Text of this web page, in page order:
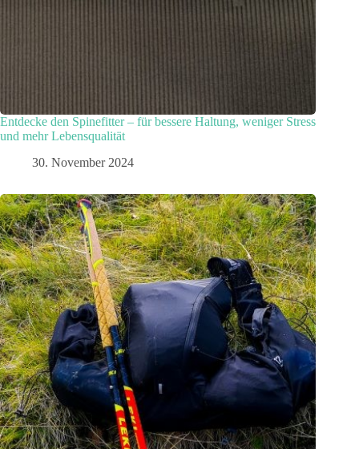
Entdecke den Spinefitter – für bessere Haltung, weniger Stress
und mehr Lebensqualität
30. November 2024